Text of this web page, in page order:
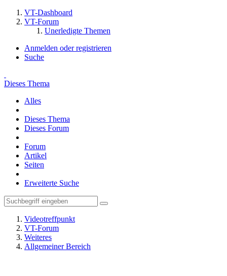
VT-Dashboard
VT-Forum
Unerledigte Themen
Anmelden oder registrieren
Suche
Dieses Thema
Alles
Dieses Thema
Dieses Forum
Forum
Artikel
Seiten
Erweiterte Suche
Videotreffpunkt
VT-Forum
Weiteres
Allgemeiner Bereich